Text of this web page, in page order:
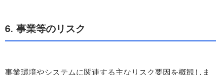
6. 事業等のリスク
事業環境やシステムに関連する主なリスク要因を概観しま